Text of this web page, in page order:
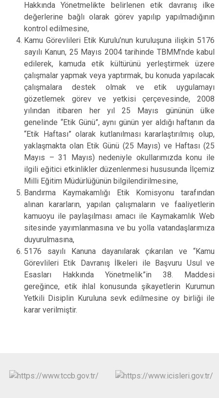
Hakkında Yönetmelikte belirlenen etik davranış ilke
değerlerine bağlı olarak görev yapılıp yapılmadığının
kontrol edilmesine,
Kamu Görevlileri Etik Kurulu’nun kuruluşuna ilişkin 5176
sayılı Kanun, 25 Mayıs 2004 tarihinde TBMM’nde kabul
edilerek, kamuda etik kültürünü yerleştirmek üzere
çalışmalar yapmak veya yaptırmak, bu konuda yapılacak
çalışmalara destek olmak ve etik uygulamayı
gözetlemek görev ve yetkisi çerçevesinde, 2008
yılından itibaren her yıl 25 Mayıs gününün ülke
genelinde “Etik Günü”, aynı günün yer aldığı haftanın da
“Etik Haftası” olarak kutlanılması kararlaştırılmış olup,
yaklaşmakta olan Etik Günü (25 Mayıs) ve Haftası (25
Mayıs – 31 Mayıs) nedeniyle okullarımızda konu ile
ilgili eğitici etkinlikler düzenlenmesi hususunda İlçemiz
Milli Eğitim Müdürlüğünün bilgilendirilmesine,
Bandırma Kaymakamlığı Etik Komisyonu tarafından
alınan kararların, yapılan çalışmaların ve faaliyetlerin
kamuoyu ile paylaşılması amacı ile Kaymakamlık Web
sitesinde yayımlanmasına ve bu yolla vatandaşlarımıza
duyurulmasına,
5176 sayılı Kanuna dayanılarak çıkarılan ve “Kamu
Görevlileri Etik Davranış İlkeleri ile Başvuru Usul ve
Esasları Hakkında Yönetmelik”in 38. Maddesi
gereğince, etik ihlal konusunda şikayetlerin Kurumun
Yetkili Disiplin Kuruluna sevk edilmesine oy birliği ile
karar verilmiştir.